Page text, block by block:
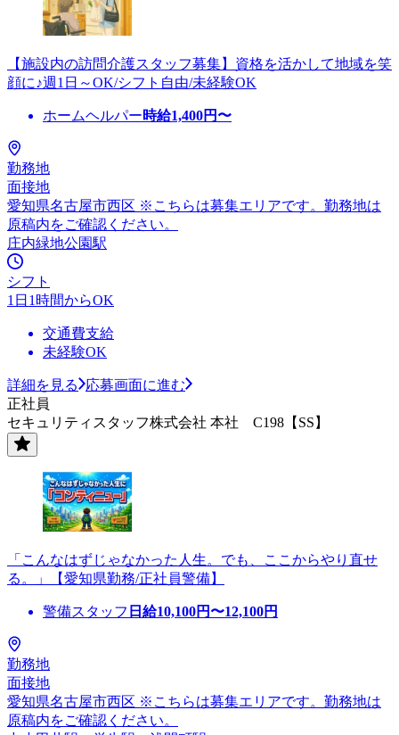
【施設内の訪問介護スタッフ募集】資格を活かして地域を笑
顔に♪週1日～OK/シフト自由/未経験OK
ホームヘルパー時給1,400円〜
勤務地
面接地
愛知県名古屋市西区 ※こちらは募集エリアです。勤務地は
原稿内をご確認ください。
庄内緑地公園駅
シフト
1日1時間からOK
交通費支給
未経験OK
詳細を見る
応募画面に進む
正社員
セキュリティスタッフ株式会社 本社 C198【SS】
「こんなはずじゃなかった人生。でも、ここからやり直せ
る。」【愛知県勤務/正社員警備】
警備スタッフ 日給10,100円〜12,100円
勤務地
面接地
愛知県名古屋市西区 ※こちらは募集エリアです。勤務地は
原稿内をご確認ください。